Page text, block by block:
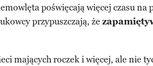
poświęcają więcej czasu na
przypuszczają, że
mających roczek i więcej, ale nie